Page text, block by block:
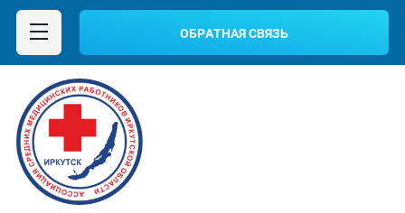
ОБРАТНАЯ СВЯЗЬ